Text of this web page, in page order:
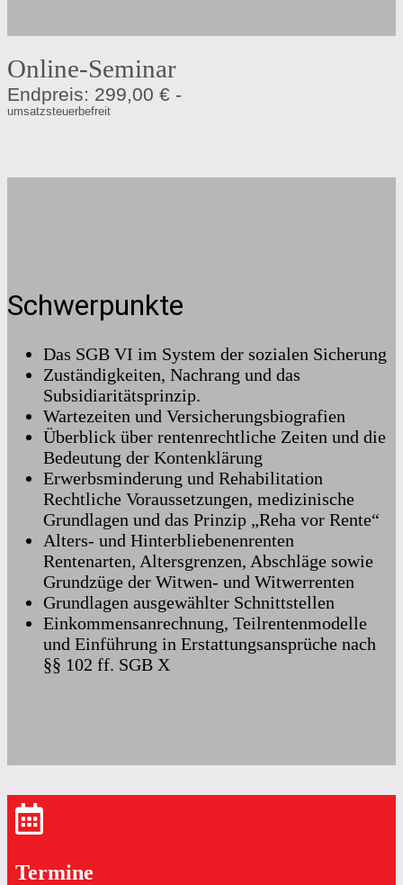
Online-Seminar
Endpreis: 299,00 € -
umsatzsteuerbefreit
Schwerpunkte
Das SGB VI im System der sozialen Sicherung
Zuständigkeiten, Nachrang und das
Subsidiaritätsprinzip.
Wartezeiten und Versicherungsbiografien
Überblick über rentenrechtliche Zeiten und die
Bedeutung der Kontenklärung
Erwerbsminderung und Rehabilitation
Rechtliche Voraussetzungen, medizinische
Grundlagen und das Prinzip „Reha vor Rente“
Alters- und Hinterbliebenenrenten
Rentenarten, Altersgrenzen, Abschläge sowie
Grundzüge der Witwen- und Witwerrenten
Grundlagen ausgewählter Schnittstellen
Einkommensanrechnung, Teilrentenmodelle
und Einführung in Erstattungsansprüche nach
§§ 102 ff. SGB X
Termine